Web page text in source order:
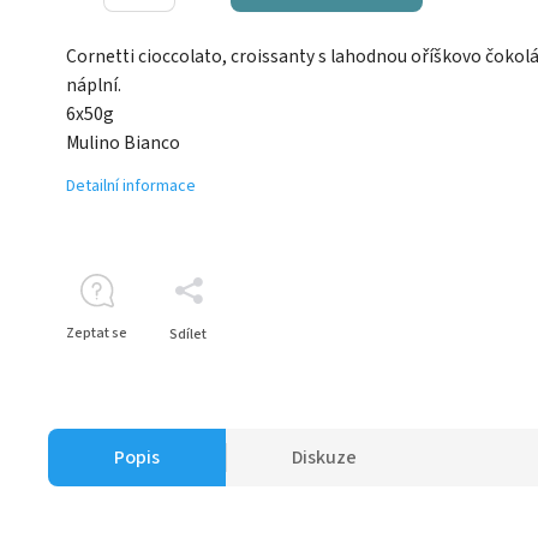
Cornetti cioccolato, croissanty s lahodnou oříškovo
náplní.
6x50g
Mulino Bianco
Detailní informace
Zeptat se Sdílet
Popis Diskuze